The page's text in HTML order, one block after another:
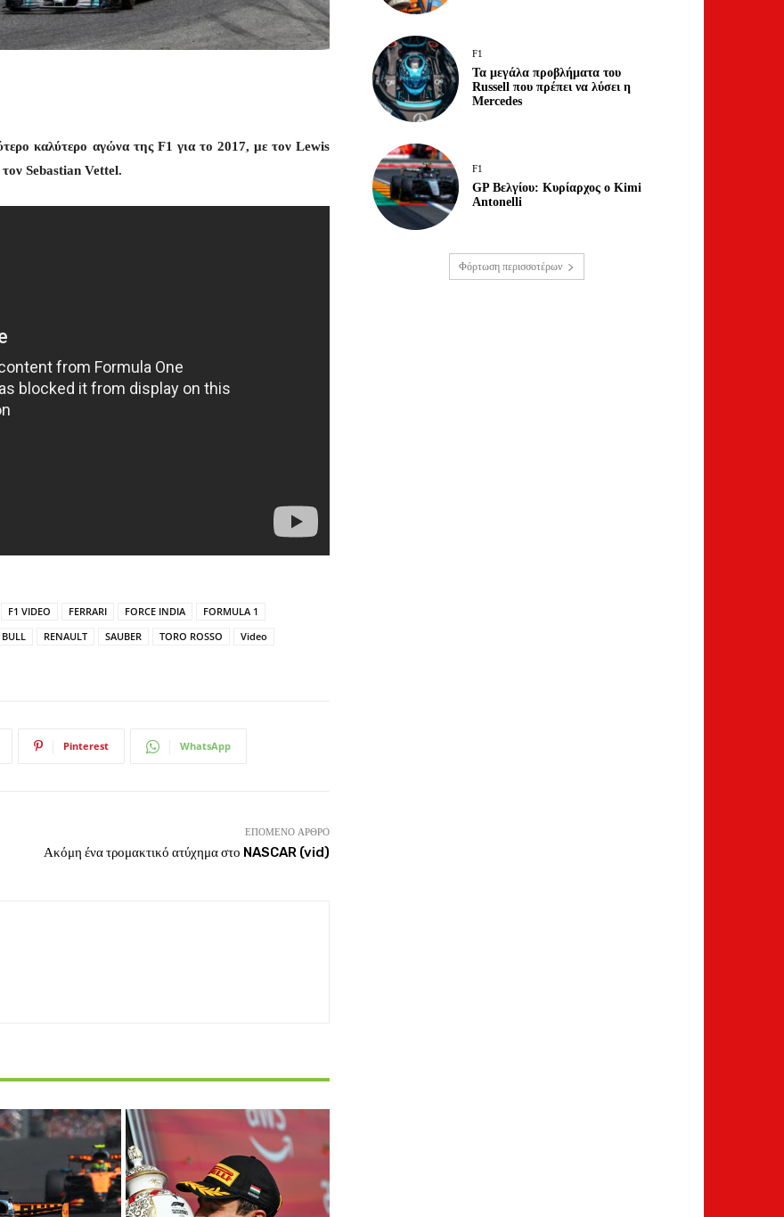
καλύτερο αγώνα της F1 για το 2017, με τον Lewis
τον Sebastian Vettel.
F1 VIDEO FERRARI FORCE INDIA
FORMULA 1
RENAULT SAUBER TORO ROSSO
Video
Pinterest WhatsApp
ΕΠΌΜΕΝΟ ΆΡΘΡΟ
Ακόμη ένα τρομακτικό ατύχημα στο NASCAR (vid)
F1
Τα μεγάλα προβλήματα του
Russell που πρέπει να λύσει η
Mercedes
F1
GP Βελγίου: Κυρίαρχος ο Kimi
Antonelli
Φόρτωση περισσοτέρων